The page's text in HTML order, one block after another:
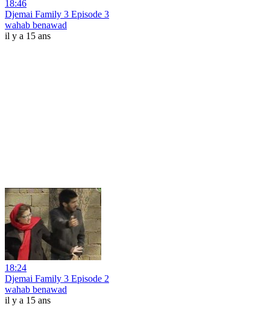
18:46
Djemai Family 3 Episode 3
wahab benawad
il y a 15 ans
18:24
Djemai Family 3 Episode 2
wahab benawad
il y a 15 ans